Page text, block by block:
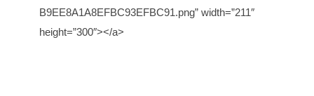
B9EE8A1A8EFBC93EFBC91.png” width=”211″
height=”300″></a>